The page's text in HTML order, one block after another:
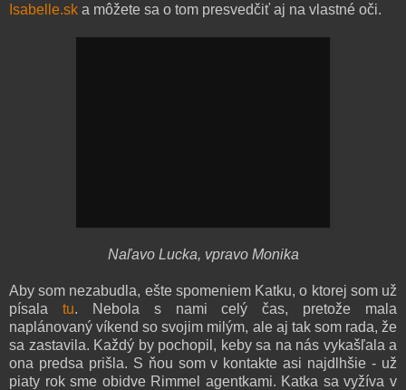
Isabelle.sk a môžete sa o tom presvedčiť aj na vlastné oči.
Naľavo Lucka, vpravo Monika
Aby som nezabudla, ešte spomeniem Katku, o ktorej som už
písala tu. Nebola s nami celý čas, pretože mala
naplánovaný víkend so svojim milým, ale aj tak som rada, že
sa zastavila. Každý by pochopil, keby sa na nás vykašľala a
ona predsa prišla. S ňou som v kontakte asi najdlhšie - už
piaty rok sme obidve Rimmel agentkami. Katka sa vyžíva v